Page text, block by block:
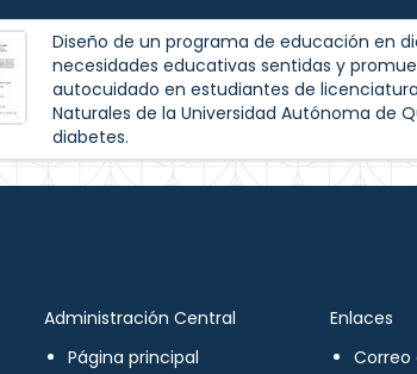
Diseño de un programa de educación en
necesidades educativas sentidas y
autocuidado en estudiantes de
Naturales de la Universidad Autónoma de
diabetes.
Administración Central
Página principal
Enlaces
Correo